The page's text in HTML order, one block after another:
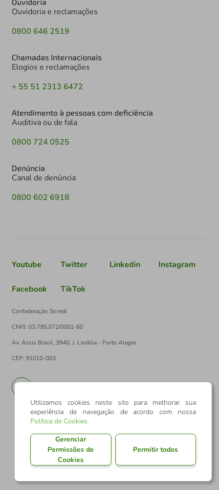
Ouvidoria e reclamações
0800 646 2519
Chamadas Internacionais
Elogios e reclamações
+ 55 51 2313 6472
Atendimento à pessoas com deficiência
Auditiva ou de fala
0800 724 0525
Denúncia
Canal de denúncia
0800 602 6918
Youtube Twitter Linkedin Instagram
Facebook TikTok
Confederação Sicredi
CNPJ: 03.795.072/0001-60
Av. Assis Brasil, 3940, J. Lindóia - Porto Alegre
CEP: 91010-003
Utilizamos cookies neste site para melhorar sua
experiência de navegação de acordo com nossa
Política de Cookies.
Gerenciar
Permissões de
Cookies
Permitir todos